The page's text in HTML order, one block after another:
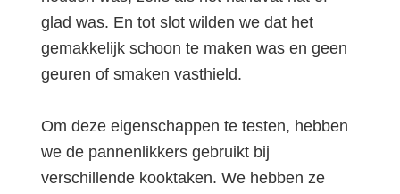
glad was. En tot slot wilden we dat het
gemakkelijk schoon te maken was en geen
geuren of smaken vasthield.
Om deze eigenschappen te testen, hebben
we de pannenlikkers gebruikt bij
verschillende kooktaken. We hebben ze